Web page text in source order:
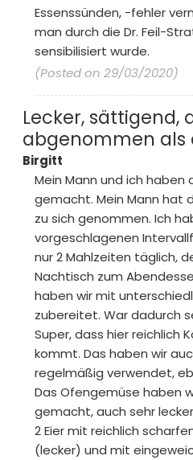
Essenssünden, -fehler
man durch die Dr. Feil-
sensibilisiert wurde.
(Posted on 29/03/2020)
Lecker, sättigend,
abgenommen als
Birgitt
Mein Mann und ich haben
gemacht. Mein Mann hat
zu sich genommen. Ich
vorgeschlagenen
nur 2 Mahlzeiten täglich,
Nachtisch zum
haben wir mit
zubereitet. War dadurch
Super, dass hier reichlich
kommt. Das haben wir
regelmäßig verwendet,
Das Ofengemüse haben
gemacht, auch sehr
2 Eier mit reichlich
(lecker) und mit